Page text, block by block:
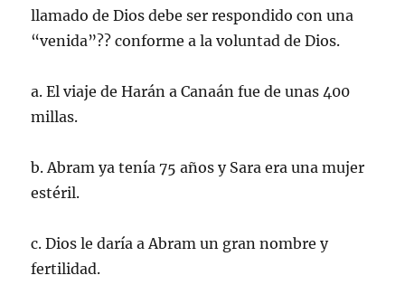
llamado de Dios debe ser respondido con una
“venida”?? conforme a la voluntad de Dios.
a. El viaje de Harán a Canaán fue de unas 400
millas.
b. Abram ya tenía 75 años y Sara era una mujer
estéril.
c. Dios le daría a Abram un gran nombre y
fertilidad.